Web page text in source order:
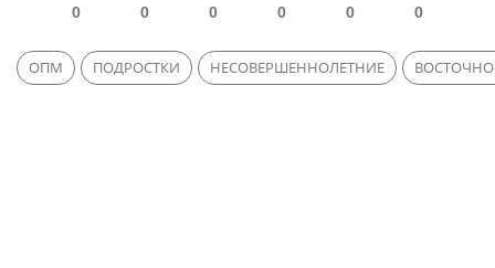
0 0 0 0 0 0
ОПМ ПОДРОСТКИ НЕСОВЕРШЕННОЛЕТНИЕ